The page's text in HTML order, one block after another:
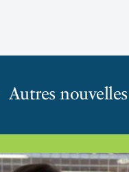
Autres nouvelles